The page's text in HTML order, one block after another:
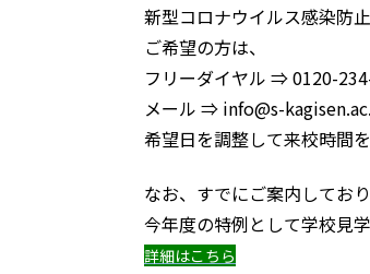
新型コロナウイルス感染防
ご希望の方は、
フリーダイヤル ⇒ 0120-
メール ⇒ info@s-
希望日を調整して来校時間
なお、すでにご案内してお
今年度の特例として学校見
詳細はこちら